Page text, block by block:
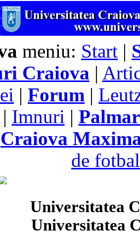
meniu: Start |
Craiova |
| Forum |
| Imnuri |
Craiova
de
Universitatea
Universitatea